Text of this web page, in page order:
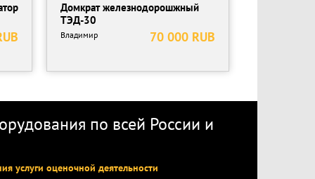
на производстве для приклеивания пластика
принято решение о продаже.
Домкрат железнодорошжный
ТЭД-30
70 000 RUB
Владимир
по всей России и
услуги оценочной деятельности